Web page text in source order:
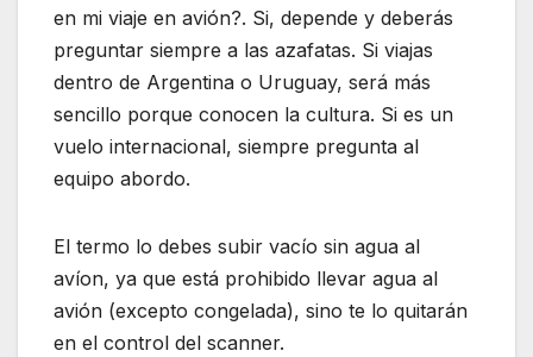
en mi viaje en avión?. Si, depende y deberás
preguntar siempre a las azafatas. Si viajas
dentro de Argentina o Uruguay, será más
sencillo porque conocen la cultura. Si es un
vuelo internacional, siempre pregunta al
equipo abordo.
El termo lo debes subir vacío sin agua al
avíon, ya que está prohibido llevar agua al
avión (excepto congelada), sino te lo quitarán
en el control del scanner.